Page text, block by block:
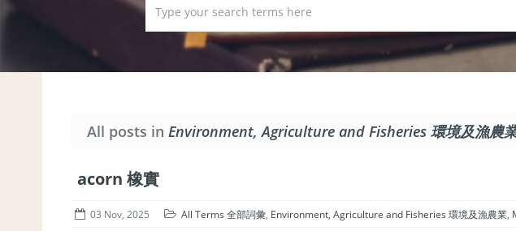
All posts in Environment, Agriculture and Fisheries 環境及漁農
acorn 橡實
03 Nov, 2025 All Terms 全部詞彙, Environment, Agriculture and Fisheries 環境及漁農業,